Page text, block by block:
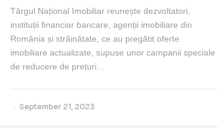
Târgul Național Imobiliar reunește dezvoltatori,
instituții financiar bancare, agenții imobiliare din
România și străinătate, ce au pregătit oferte
imobiliare actualizate, supuse unor campanii speciale
de reducere de prețuri…
September 21, 2023